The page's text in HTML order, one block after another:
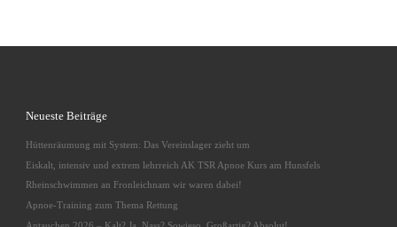
Neueste Beiträge
Hüttenräumung mit System: Das Vereinslager zieht um
Eiskalt, intensiv und extrem lehrreich AK TSR Apnoe Kurs am Hunsfels
Rheinschwimmen an Fronleichnam wir waren dabei!
Apnoe-Training zum Thema Rettung